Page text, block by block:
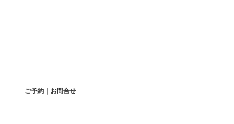
ご予約｜お問合せ